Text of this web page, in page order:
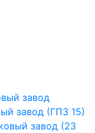
завод
завод (ГПЗ 15)
завод (23